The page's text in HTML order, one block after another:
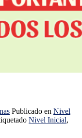
Publicado en Nivel
Nivel Inicial,